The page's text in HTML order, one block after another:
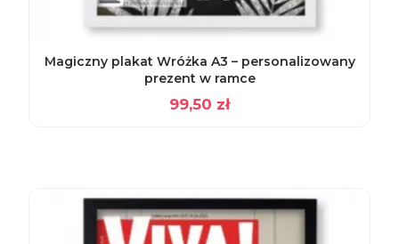
Magiczny plakat Wróżka A3 – personalizowany
prezent w ramce
99,50 zł